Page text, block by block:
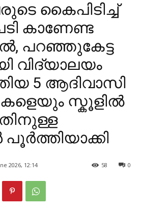
കൈപിടിച്ച്
കാണേണ്ട
പറഞ്ഞുകേട്ട
വിദ്യാലയം
5 ആദിവാസി
സ്കൂളിൽ
2026, 12:14 0
58